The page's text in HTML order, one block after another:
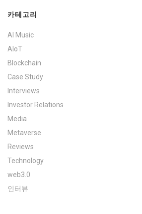
카테고리
AI Music
AIoT
Blockchain
Case Study
Interviews
Investor Relations
Media
Metaverse
Reviews
Technology
web3.0
인터뷰